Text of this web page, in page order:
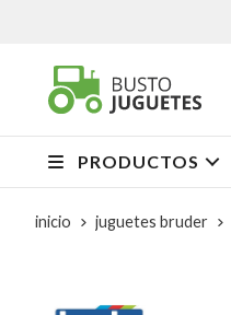
PRODUCTOS
inicio juguetes bruder